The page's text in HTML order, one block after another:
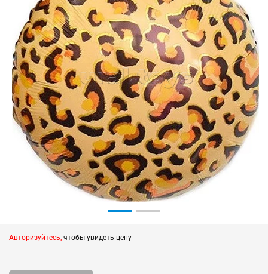
Авторизуйтесь, чтобы увидеть цену